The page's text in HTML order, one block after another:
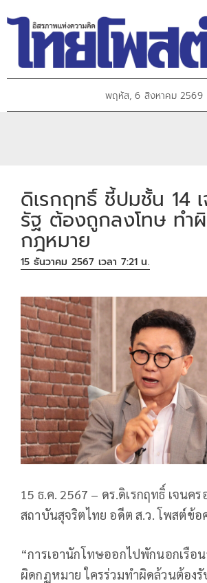
พฤหัส, 6 สิงหาคม 2569
ดิเรกฤทธิ์ ชี้ปมชั้น 14
รัฐ ต้องถูกลงโทษ ทำ
กฎหมาย
15 ธันวาคม 2567 เวลา 7:21 น.
15 ธ.ค. 2567 – ดร.ดิเรกฤทธิ์ เจนค
สถาบันสุจริตไทย อดีต ส.ว. โพสต์ข้อ
“การเอานักโทษออกไปพักนอกเรือ
ผิดกฏหมาย ใครร่วมทำผิดล้วนต้อง